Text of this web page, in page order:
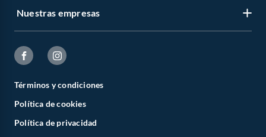
Nuestras empresas
Términos y condiciones
Política de cookies
Política de privacidad